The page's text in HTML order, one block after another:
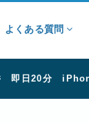
よくある質問
即日20分